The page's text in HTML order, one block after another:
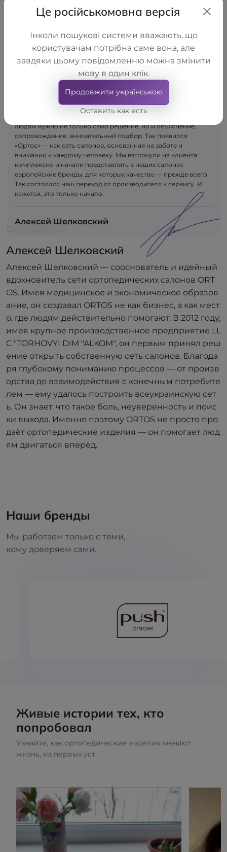
Сначала появилась идея — создавать качественные
ортопедические изделия. Так возникла компания LLC
"TORHOVYI DIM "ALKOM", которая приступила к производству
продукции для поддержания здоровья опорно-
людям нужно не только само решение, но и объяснение,
сопровождение, внимательный подбор. Так появился
«Ортос» — как сеть салонов, основанная на заботе и
внимании к каждому человеку. Мы взглянули на клиента
комплексно и начали представлять в наших салонах
европейские бренды, для которых качество — прежде всего.
Так состоялся наш переход от производителя к сервису. И,
кажется, это только начало.
Алексей Шелковский
Алексей Шелковский
Алексей Шелковский — сооснователь и идейный
вдохновитель сети ортопедических салонов ORT
OS. Имея медицинское и экономическое образов
ание, он создавал ORTOS не как бизнес, а как мест
о, где людям действительно помогают. В 2012 году,
имея крупное производственное предприятие LL
C "TORHOVYI DIM "ALKOM", он первым принял реш
ение открыть собственную сеть салонов. Благода
ря глубокому пониманию процессов — от произв
одства до взаимодействия с конечным потребите
лем — ему удалось построить всеукраинскую сет
ь. Он знает, что такое боль, неуверенность и поис
ки выхода. Именно поэтому ORTOS не просто про
даёт ортопедические изделия — он помогает люд
ям двигаться вперёд.
Наши бренды
Мы работаем только с теми,
кому доверяем сами.
Живые истории тех, кто
попробовал
Узнайте, как ортопедические изделия меняют
жизнь, из первых уст
Це російськомовна версія
Інколи пошукові системи вважають, що
користувачам потрібна саме вона, але
завдяки цьому повідомленню можна змінити
мову в один клік.
Продовжити українською
Оставить как есть